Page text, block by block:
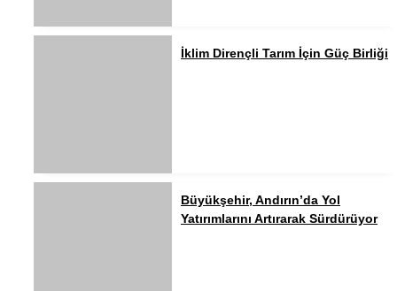
İklim Dirençli Tarım İçin Güç Birliği
Büyükşehir, Andırın’da Yol
Yatırımlarını Artırarak Sürdürüyor